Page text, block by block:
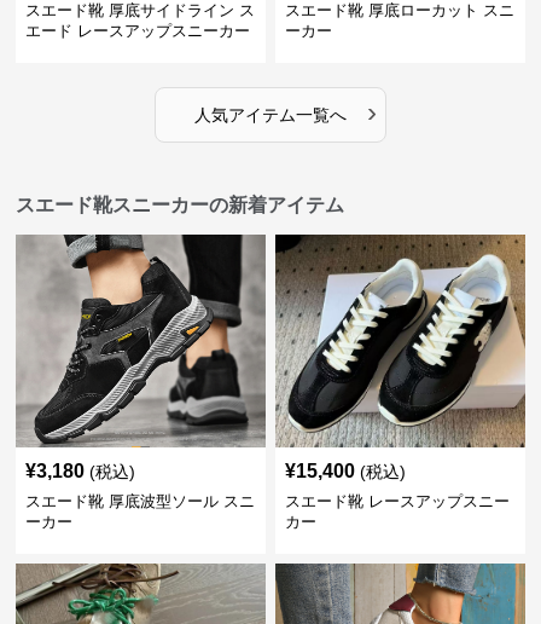
スエード靴 厚底サイドライン ス
エード レースアップスニーカー
スエード靴 厚底ローカット スニ
ーカー
人気アイテム一覧へ ›
スエード靴スニーカーの新着アイテム
¥3,180 (税込)
スエード靴 厚底波型ソール スニ
ーカー
¥15,400 (税込)
スエード靴 レースアップスニー
カー